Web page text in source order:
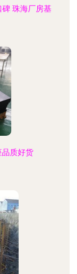
珠海厂房基
质好货